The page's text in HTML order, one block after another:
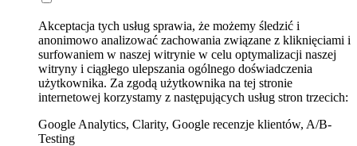
Akceptacja tych usług sprawia, że możemy śledzić i
anonimowo analizować zachowania związane z kliknięciami i
surfowaniem w naszej witrynie w celu optymalizacji naszej
witryny i ciągłego ulepszania ogólnego doświadczenia
użytkownika. Za zgodą użytkownika na tej stronie
internetowej korzystamy z następujących usług stron trzecich:
Google Analytics, Clarity, Google recenzje klientów, A/B-
Testing